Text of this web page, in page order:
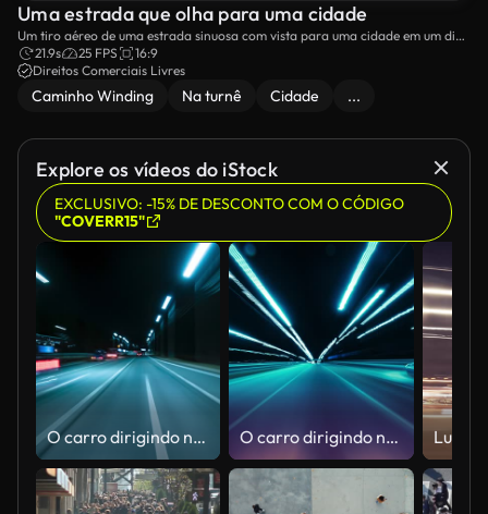
Uma estrada que olha para uma cidade
Um tiro aéreo de uma estrada sinuosa com vista para uma cidade em um dia
nublado.
21.9s 25 FPS
16:9
Direitos Comerciais Livres
Caminho Winding Na turnê Cidade ...
Explore os vídeos do iStock
EXCLUSIVO: -15% DE DESCONTO COM O CÓDIGO
"COVERR15"
O carro dirigindo no Hyperlapse Night City Road. O carro dirigindo no Hyperlapse Night City Road. Timelapse da unidade da cidade de velocidade rápida